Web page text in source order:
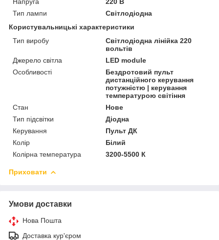
Тип лампи
Світлодіодна
Користувальницькі характеристики
Тип виробу
Світлодіодна лінійка 220
вольтів
Джерело світла
LED module
Особливості
Бездротовий пульт
дистанційного керування
потужністю | керування
температурою світіння
Стан
Нове
Тип підсвітки
Діодна
Керування
Пульт ДК
Колір
Білий
Колірна температура
3200-5500 К
Приховати
Умови доставки
Нова Пошта
Доставка кур'єром